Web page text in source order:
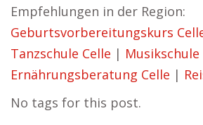
Empfehlungen in der Region:
Geburtsvorbereitungskurs
Tanzschule Celle | Musikschule
Ernährungsberatung Celle |
No tags for this post.